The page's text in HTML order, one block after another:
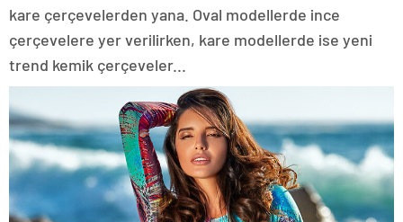
kare çerçevelerden yana. Oval modellerde ince
çerçevelere yer verilirken, kare modellerde ise yeni
trend kemik çerçeveler...